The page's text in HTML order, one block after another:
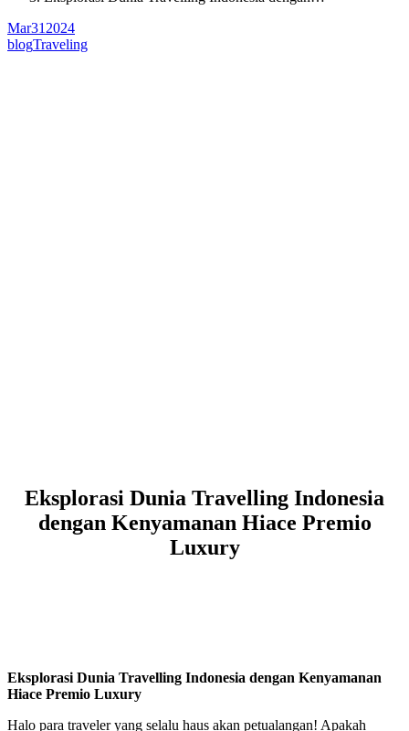
Mar31 2024
blogTraveling
Eksplorasi Dunia Travelling Indonesia
dengan Kenyamanan Hiace Premio
Luxury
Eksplorasi Dunia Travelling Indonesia dengan Kenyamanan
Hiace Premio Luxury
Halo para traveler yang selalu haus akan petualangan! Apakah